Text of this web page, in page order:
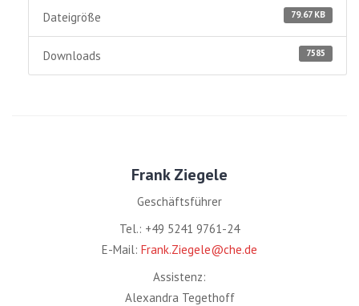
79.67 KB
Dateigröße
7585
Downloads
Frank Ziegele
Geschäftsführer
Tel.: +49 5241 9761-24
E-Mail: Frank.Ziegele@che.de
Assistenz:
Alexandra Tegethoff